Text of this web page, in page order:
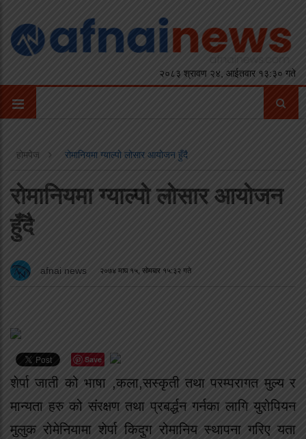
२०८३ श्रावण २४, आईतवार १३:३० गते
होमपेज रोमानियमा ग्याल्पो लोसार आयोजन हुँदै
रोमानियमा ग्याल्पो लोसार आयोजन
हुँदै
afnai news २०७४ माघ १५, सोमबार १५:३२ गते
Save
शेर्पा जाती को भाषा ,कला,सस्कृती तथा परम्परागत मुल्य र
मान्यता हरु को संरक्षण तथा प्रबर्द्धन गर्नका लागि युरोपियन
मुलुक रोमेनियामा शेर्पा किदुग रोमानिय स्थापना गरिए यता